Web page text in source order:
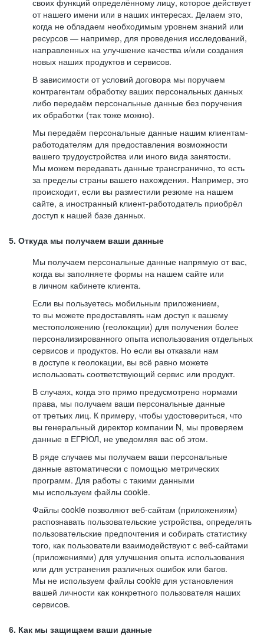
своих функций определённому лицу, которое действует
от нашего имени или в наших интересах. Делаем это,
когда не обладаем необходимым уровнем знаний или
ресурсов — например, для проведения исследований,
направленных на улучшение качества и/или создания
новых наших продуктов и сервисов.
В зависимости от условий договора мы поручаем
контрагентам обработку ваших персональных данных
либо передаём персональные данные без поручения
их обработки (так тоже можно).
Мы передаём персональные данные нашим клиентам-
работодателям для предоставления возможности
вашего трудоустройства или иного вида занятости.
Мы можем передавать данные трансгранично, то есть
за пределы страны вашего нахождения. Например, это
происходит, если вы разместили резюме на нашем
сайте, а иностранный клиент-работодатель приобрёл
доступ к нашей базе данных.
5. Откуда мы получаем ваши данные
Мы получаем персональные данные напрямую от вас,
когда вы заполняете формы на нашем сайте или
в личном кабинете клиента.
Если вы пользуетесь мобильным приложением,
то вы можете предоставлять нам доступ к вашему
местоположению (геолокации) для получения более
персонализированного опыта использования отдельных
сервисов и продуктов. Но если вы отказали нам
в доступе к геолокации, вы всё равно можете
использовать соответствующий сервис или продукт.
В случаях, когда это прямо предусмотрено нормами
права, мы получаем ваши персональные данные
от третьих лиц. К примеру, чтобы удостовериться, что
вы генеральный директор компании N, мы проверяем
данные в ЕГРЮЛ, не уведомляя вас об этом.
В ряде случаев мы получаем ваши персональные
данные автоматически с помощью метрических
программ. Для работы с такими данными
мы используем файлы cookie.
Файлы cookie позволяют веб-сайтам (приложениям)
распознавать пользовательские устройства, определять
пользовательские предпочтения и собирать статистику
того, как пользователи взаимодействуют с веб-сайтами
(приложениями) для улучшения опыта использования
или для устранения различных ошибок или багов.
Мы не используем файлы cookie для установления
вашей личности как конкретного пользователя наших
сервисов.
6. Как мы защищаем ваши данные